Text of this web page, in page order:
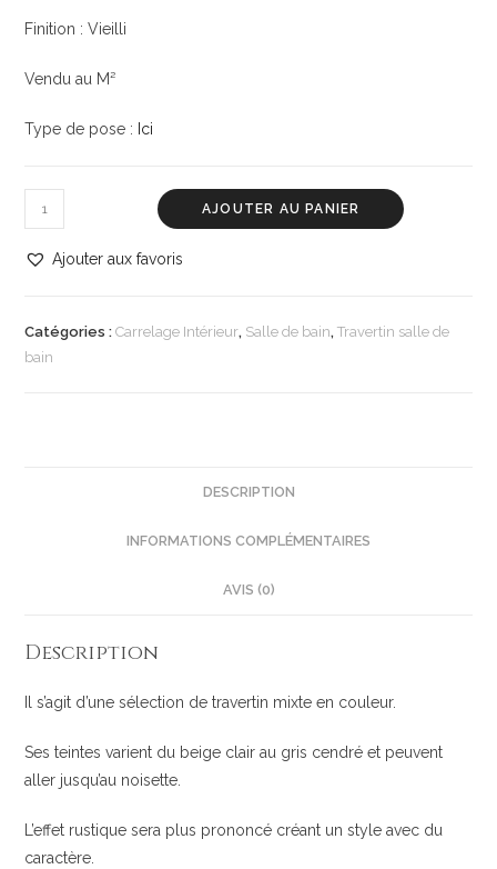
Finition : Vieilli
Vendu au M²
Type de pose : Ici
AJOUTER AU PANIER
Ajouter aux favoris
Catégories :Carrelage Intérieur, Salle de bain,Travertin salle de
bain
DESCRIPTION
INFORMATIONS COMPLÉMENTAIRES
AVIS (0)
Description
Il s’agit d’une sélection de travertin mixte en couleur.
Ses teintes varient du beige clair au gris cendré et peuvent
aller jusqu’au noisette.
L’effet rustique sera plus prononcé créant un style avec du
caractère.